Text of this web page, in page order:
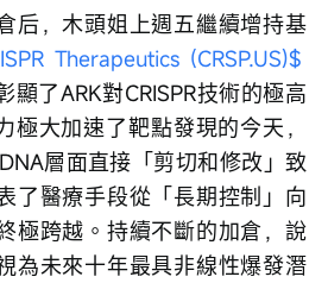
后，木頭姐上週五繼續增持基
Therapeutics (CRSP.US)$
了ARK對CRISPR技術的極高
極大加速了靶點發現的今天，
層面直接「剪切和修改」致
了醫療手段從「長期控制」向
極跨越。持續不斷的加倉，說
為未來十年最具非線性爆發潛